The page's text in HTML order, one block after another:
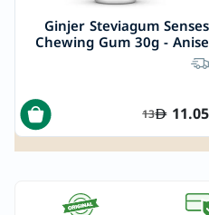
Ginjer Steviagum Senses
Chewing Gum 30g - Anise
11.05
13